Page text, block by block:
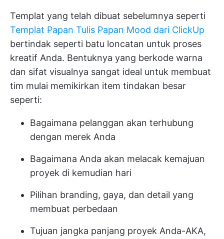
Templat yang telah dibuat sebelumnya seperti
Templat Papan Tulis Papan Mood dari ClickUp
bertindak seperti batu loncatan untuk proses
kreatif Anda. Bentuknya yang berkode warna
dan sifat visualnya sangat ideal untuk membuat
tim mulai memikirkan item tindakan besar
seperti:
Bagaimana pelanggan akan terhubung
dengan merek Anda
Bagaimana Anda akan melacak kemajuan
proyek di kemudian hari
Pilihan branding, gaya, dan detail yang
membuat perbedaan
Tujuan jangka panjang proyek Anda-AKA,